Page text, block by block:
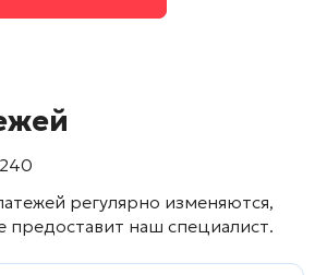
регулярно изменяются,
предоставит наш специалист.